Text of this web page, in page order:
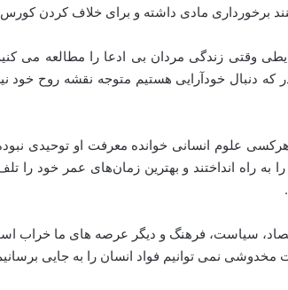
برخورداری مادی داشته و برای خلاف کردن
وقتی زندگی مردان بی ادعا را مطالعه می
دنبال خودآرایی هستیم متوجه نقشه روح خود
علوم انسانی خوانده معرفت او توحیدی
به راه انداختند و بهترین زمان‌های عمر خود را
سیاست، فرهنگ و دیگر عرصه های ما
مخدوشی نمی توانیم فواد انسان را به جایی